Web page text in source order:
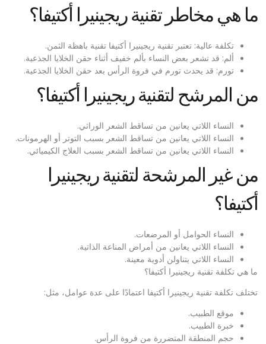
ما هي مخاطر تقنية ريجينيرا أكتيفا؟
تكلفة عالية: تعتبر تقنية ريجينيرا أكتيفا تقنية باهظة الثمن.
ألم: قد تشعر بعض النساء بألم خفيف أثناء حقن الخلايا الجذعية.
تورم: قد يحدث تورم في فروة الرأس بعد حقن الخلايا الجذعية.
من المرشح لتقنية ريجينيرا أكتيفا؟
النساء اللاتي يعانين من تساقط الشعر الوراثي.
النساء اللاتي يعانين من تساقط الشعر بسبب التوتر أو الهرمونات.
النساء اللاتي يعانين من تساقط الشعر بسبب العلاج الكيميائي.
من غير المرشحة لتقنية ريجينيرا
أكتيفا؟
النساء الحوامل أو المرضعات.
النساء اللاتي يعانين من أمراض المناعة الذاتية.
النساء اللاتي يتناولن أدوية معينة.
ما هي تكلفة تقنية ريجينيرا أكتيفا؟
تختلف تكلفة تقنية ريجينيرا أكتيفا اعتمادًا على عدة عوامل، مثل:
موقع الطبيب.
خبرة الطبيب.
حجم المنطقة المتضررة من فروة الرأس.